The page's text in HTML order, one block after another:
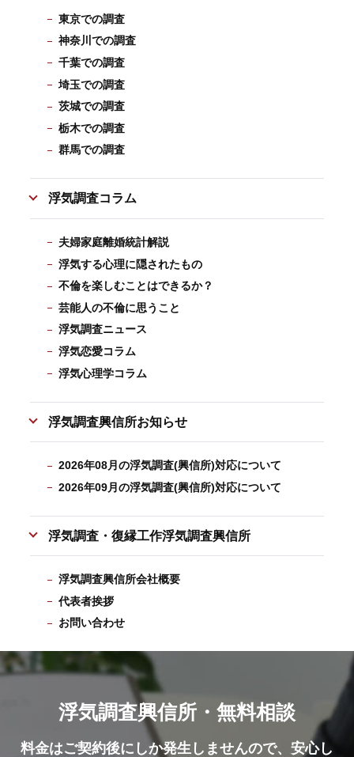
東京での調査
神奈川での調査
千葉での調査
埼玉での調査
茨城での調査
栃木での調査
群馬での調査
浮気調査コラム
夫婦家庭離婚統計解説
浮気する心理に隠されたもの
不倫を楽しむことはできるか？
芸能人の不倫に思うこと
浮気調査ニュース
浮気恋愛コラム
浮気心理学コラム
浮気調査興信所お知らせ
2026年08月の浮気調査(興信所)対応について
2026年09月の浮気調査(興信所)対応について
浮気調査・復縁工作浮気調査興信所
浮気調査興信所会社概要
代表者挨拶
お問い合わせ
浮気調査興信所・無料相談
料金はご契約後にしか発生しませんので、安心し